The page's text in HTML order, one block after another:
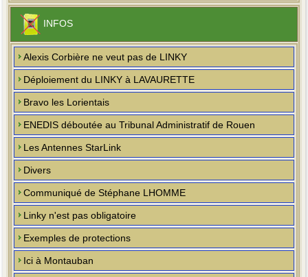
INFOS
Alexis Corbière ne veut pas de LINKY
Déploiement du LINKY à LAVAURETTE
Bravo les Lorientais
ENEDIS déboutée au Tribunal Administratif de Rouen
Les Antennes StarLink
Divers
Communiqué de Stéphane LHOMME
Linky n'est pas obligatoire
Exemples de protections
Ici à Montauban